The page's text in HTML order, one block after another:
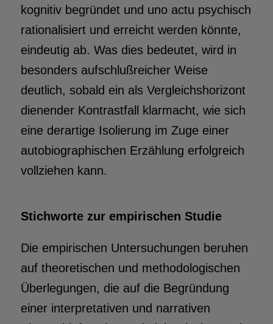
kognitiv begründet und uno actu psychisch
rationalisiert und erreicht werden könnte,
eindeutig ab. Was dies bedeutet, wird in
besonders aufschlußreicher Weise
deutlich, sobald ein als Vergleichshorizont
dienender Kontrastfall klarmacht, wie sich
eine derartige Isolierung im Zuge einer
autobiographischen Erzählung erfolgreich
vollziehen kann.
Stichworte zur empirischen Studie
Die empirischen Untersuchungen beruhen
auf theoretischen und methodologischen
Überlegungen, die auf die Begründung
einer interpretativen und narrativen